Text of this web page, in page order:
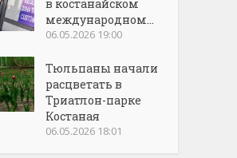
в костанайском
международном...
06.05.2026 19:00
Тюльпаны начали
расцветать в
Триатлон-парке
Костаная
06.05.2026 18:01